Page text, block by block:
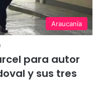
Araucanía
para autor
y sus tres